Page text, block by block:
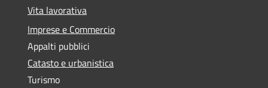
Vita lavorativa
Imprese e Commercio
Appalti pubblici
Catasto e urbanistica
Turismo